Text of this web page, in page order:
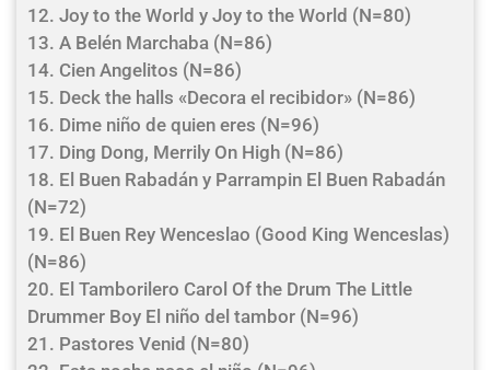
12. Joy to the World y Joy to the World (N=80)
13. A Belén Marchaba (N=86)
14. Cien Angelitos (N=86)
15. Deck the halls «Decora el recibidor» (N=86)
16. Dime niño de quien eres (N=96)
17. Ding Dong, Merrily On High (N=86)
18. El Buen Rabadán y Parrampin El Buen Rabadán
(N=72)
19. El Buen Rey Wenceslao (Good King Wenceslas)
(N=86)
20. El Tamborilero Carol Of the Drum The Little
Drummer Boy El niño del tambor (N=96)
21. Pastores Venid (N=80)